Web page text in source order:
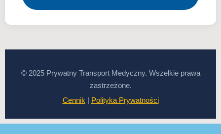
© 2025 Prywatny Transport Medyczny. Wszelkie prawa
zastrzeżone.
Cennik | Polityka Prywatności